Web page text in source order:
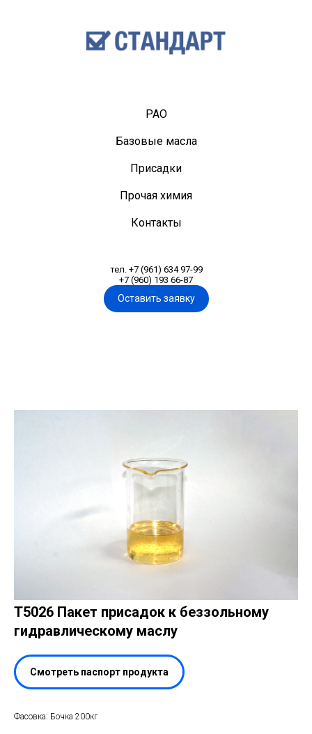
PAO
Базовые масла
Присадки
Прочая химия
Контакты
тел. +7 (961) 634 97-99
+7 (960) 193 66-87
Оставить заявку
T5026 Пакет присадок к беззольному
гидравлическому маслу
Смотреть паспорт продукта
Фасовка: Бочка 200кг